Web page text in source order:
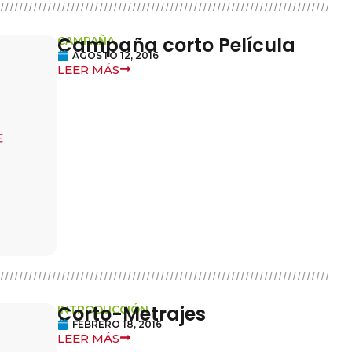
CAMPAÑA
Campaña corto Película
AGOSTO 12, 2016
LEER MÁS
INTRODUCCIÓN
Corto-Metrajes
FEBRERO 18, 2016
LEER MÁS